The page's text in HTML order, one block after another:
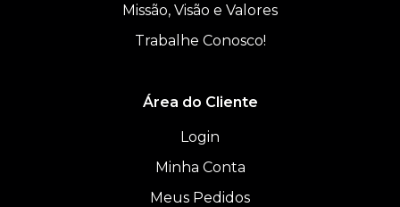
Missão, Visão e Valores
Trabalhe Conosco!
Área do Cliente
Login
Minha Conta
Meus Pedidos